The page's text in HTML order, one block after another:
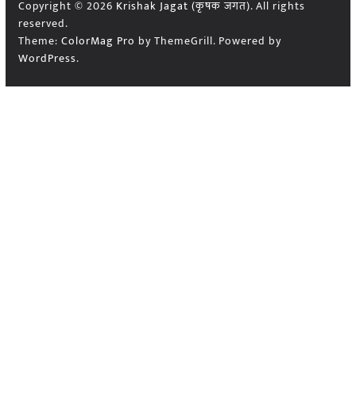
Copyright © 2026 Krishak Jagat (कृषक जगत). All rights
reserved.
Theme: ColorMag Pro by ThemeGrill. Powered by
WordPress.